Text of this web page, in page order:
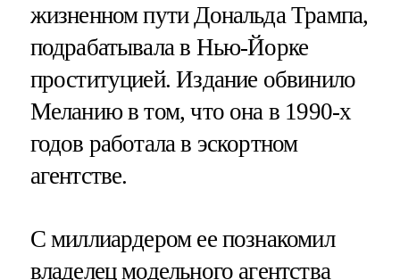
жизненном пути Дональда Трампа,
подрабатывала в Нью-Йорке
проституцией. Издание обвинило
Меланию в том, что она в 1990-х
годов работала в эскортном
агентстве.
С миллиардером ее познакомил
владелец модельного агентства